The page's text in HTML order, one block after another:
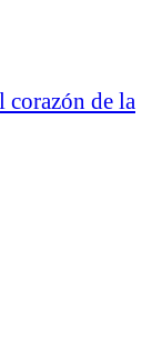
corazón de la